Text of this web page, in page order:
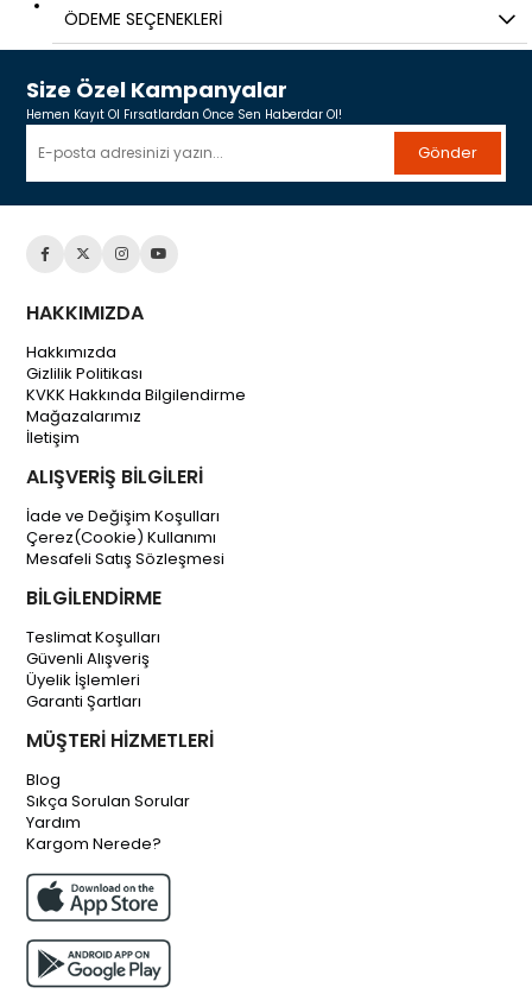
ÖDEME SEÇENEKLERI
Size Özel Kampanyalar
Hemen Kayıt Ol Fırsatlardan Önce Sen Haberdar Ol!
Gönder
HAKKIMIZDA
Hakkımızda
Gizlilik Politikası
KVKK Hakkında Bilgilendirme
Mağazalarımız
İletişim
ALIŞVERİŞ BİLGİLERİ
İade ve Değişim Koşulları
Çerez(Cookie) Kullanımı
Mesafeli Satış Sözleşmesi
BİLGİLENDİRME
Teslimat Koşulları
Güvenli Alışveriş
Üyelik İşlemleri
Garanti Şartları
MÜŞTERİ HİZMETLERİ
Blog
Sıkça Sorulan Sorular
Yardım
Kargom Nerede?